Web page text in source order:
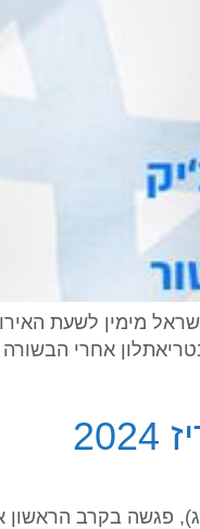
דגל ישראל מימין
אחרי
הרביעי במשחקים האולימפיים פריז 2024: 30.7.24